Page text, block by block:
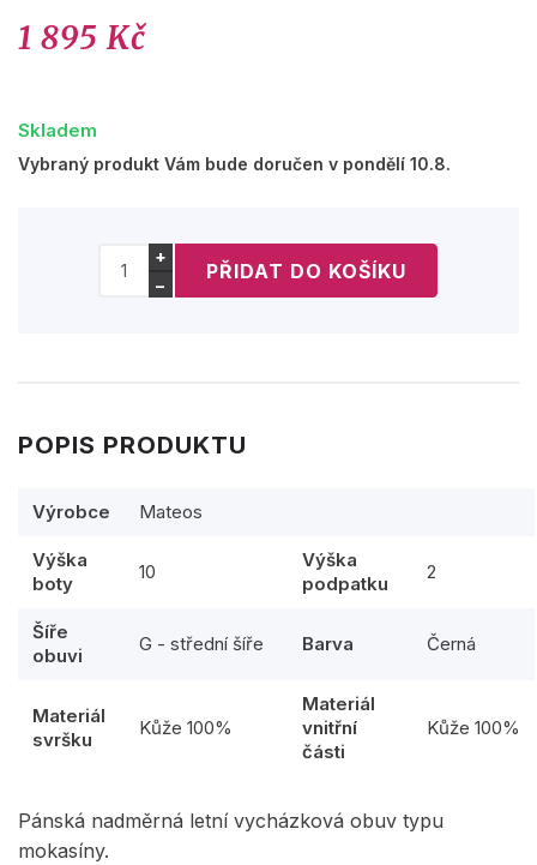
1 895 Kč
Skladem
Vybraný produkt Vám bude doručen v pondělí 10.8.
+
−
POPIS PRODUKTU
Výrobce Mateos
Výška
boty
10
Výška
podpatku
2
Šíře
obuvi
G - střední šíře Barva Černá
Materiál
svršku
Kůže 100%
Materiál
vnitřní
části
Kůže 100%
Pánská nadměrná letní vycházková obuv typu
mokasíny.